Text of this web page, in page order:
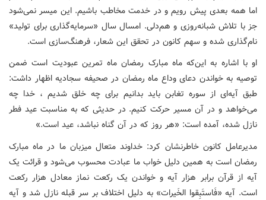
اما همه بعدی پیش رویم و در خدمت مخاطب باشیم. این میسر نمی‌شود
جز با تلاش شبانه‌روزی و هم‌دلی. امسال سال «سرمایه‌گذاری برای تولید»
نام‌گذاری شده و سهم کانون در تحقق این شعار، فرهنگ‌سازی است.
او با اشاره به این‌که ماه مبارک رمضان ماه تمرین عبودیت است ضمن
توصیه به خواندن دعای وداع ماه رمضان در صحیفه سجادیه اظهار داشت:
طبق آیه‌ای از سوره تغابن باید بدانیم برای چه خلق شدیم ، خدا چه
می‌خواهد و در آن مسیر حرکت کنیم. در حدیثی که به مناسبت عید فطر
نازل شده، آمده است: «هر روز که در آن گناه نباشد، عید است.»
مدیرعامل کانون خاطرنشان کرد: خداوند متعال میزبان ما در ماه مبارک
رمضان است به همین دلیل خواب ما عبادت محسوب می‌شود و قرائت یک
آیه از قرآن برابر هزار آیه و خواندن یک رکعت نماز معادل هزار رکعت
است. آیه «فَاستَبِقوا الخَیرات» به دلیل اختلاف بر سر قبله نازل شد و آیه